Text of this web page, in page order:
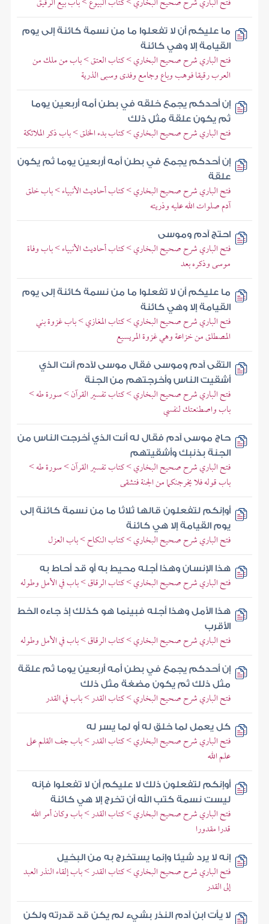
ما عليكم أن لا تفعلوا ما من نسمة كائنة إلى يوم
القيامة إلا وهي كائنة
فتح الباري شرح صحيح البخاري > كتاب العتق > باب من ملك من
العرب رقيقا فوهب وباع وجامع وفدى وسبى الذرية
إن أحدكم يجمع خلقه في بطن أمه أربعين يوما
ثم يكون علقة مثل ذلك
فتح الباري شرح صحيح البخاري > كتاب بدء الخلق > باب ذكر الملائكة
إن أحدكم يجمع في بطن أمه أربعين يوما ثم يكون
علقة
فتح الباري شرح صحيح البخاري > كتاب أحاديث الأنبياء > باب خلق
آدم صلوات الله عليه وذريته
احتج آدم وموسى
فتح الباري شرح صحيح البخاري > كتاب أحاديث الأنبياء > باب وفاة
موسى وذكره بعد
ما عليكم أن لا تفعلوا ما من نسمة كائنة إلى يوم
القيامة إلا وهي كائنة
فتح الباري شرح صحيح البخاري > كتاب المغازي > باب غزوة بني
المصطلق من خزاعة وهي غزوة المريسيع
التقى آدم وموسى فقال موسى لآدم آنت الذي
أشقيت الناس وأخرجتهم من الجنة
فتح الباري شرح صحيح البخاري > كتاب تفسير القرآن > سورة طه >
باب واصطنعتك لنفسي
حاج موسى آدم فقال له أنت الذي أخرجت الناس من
الجنة بذنبك وأشقيتهم
فتح الباري شرح صحيح البخاري > كتاب تفسير القرآن > سورة طه >
باب قوله فلا يخرجنكما من الجنة فتشقى
أوإنكم لتفعلون قالها ثلاثا ما من نسمة كائنة إلى
يوم القيامة إلا هي كائنة
فتح الباري شرح صحيح البخاري > كتاب النكاح > باب العزل
هذا الإنسان وهذا أجله محيط به أو قد أحاط به
فتح الباري شرح صحيح البخاري > كتاب الرقاق > باب في الأمل وطوله
هذا الأمل وهذا أجله فبينما هو كذلك إذ جاءه الخط
الأقرب
فتح الباري شرح صحيح البخاري > كتاب الرقاق > باب في الأمل وطوله
إن أحدكم يجمع في بطن أمه أربعين يوما ثم علقة
مثل ذلك ثم يكون مضغة مثل ذلك
فتح الباري شرح صحيح البخاري > كتاب القدر > باب في القدر
كل يعمل لما خلق له أو لما يسر له
فتح الباري شرح صحيح البخاري > كتاب القدر > باب جف القلم على
علم الله
أوإنكم لتفعلون ذلك لا عليكم أن لا تفعلوا فإنه
ليست نسمة كتب الله أن تخرج إلا هي كائنة
فتح الباري شرح صحيح البخاري > كتاب القدر > باب وكان أمر الله
قدرا مقدورا
إنه لا يرد شيئا وإنما يستخرج به من البخيل
فتح الباري شرح صحيح البخاري > كتاب القدر > باب إلقاء النذر العبد
إلى القدر
لا يأت ابن آدم النذر بشيء لم يكن قد قدرته ولكن